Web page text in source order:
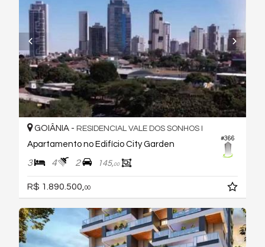
#366
GOIÂNIA - RESIDENCIAL VALE DOS SONHOS I
Apartamento no Edifício City Garden
3 4 2 145,00
R$ 1.890.500,00